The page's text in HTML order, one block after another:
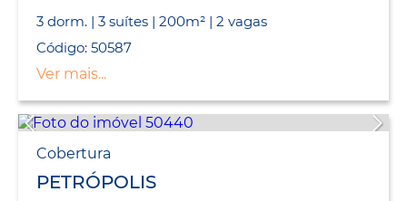
3 dorm. | 3 suítes | 200m² | 2 vagas
Código: 50587
Ver mais...
Cobertura
PETRÓPOLIS